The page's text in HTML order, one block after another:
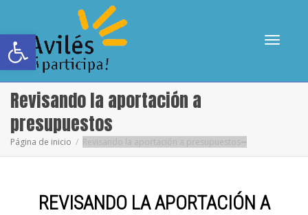
Abrir barra de herramientas
Revisando la aportación a
presupuestos
Página de inicio Revisando la aportación a presupuestos
REVISANDO LA APORTACIÓN A